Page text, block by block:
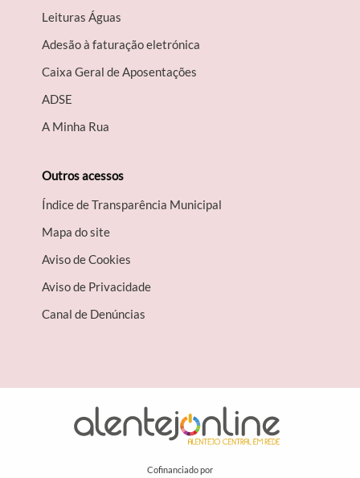
Leituras Águas
Adesão à faturação eletrónica
Caixa Geral de Aposentações
A​DSE
A Minha Rua
Outros acessos
Índice de Transparência Municipal
Mapa do site
Aviso de Cookies
Aviso de Privacidade
Canal de Denúncias
Cofinanciado por